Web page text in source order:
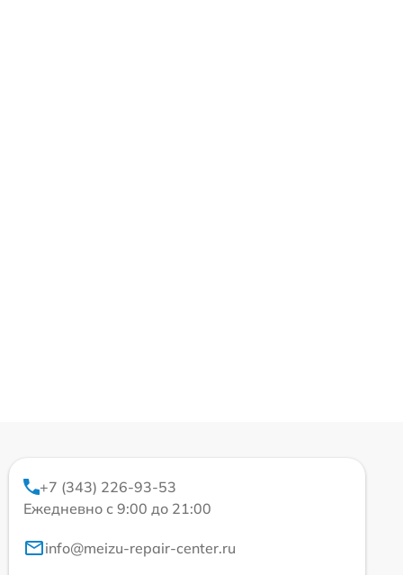
+7 (343) 226-93-53
Ежедневно с 9:00 до 21:00
info@meizu-repair-center.ru